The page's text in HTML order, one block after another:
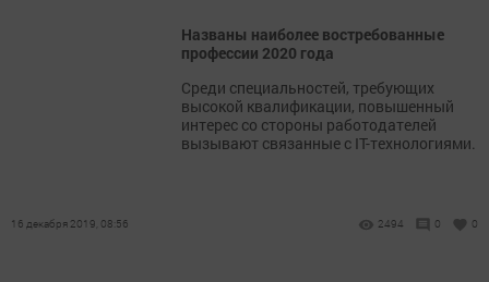
Названы наиболее востребованные
профессии 2020 года
Среди специальностей, требующих
высокой квалификации, повышенный
интерес со стороны работодателей
вызывают связанные с IT-технологиями.
16 декабря 2019, 08:56 2494 0 0